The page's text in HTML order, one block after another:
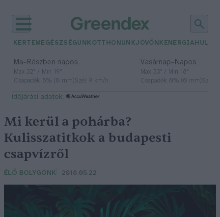
KERTEM EGÉSZSÉGÜNK OTTHONUNKJÖVŐNK ENERGIA
Ma– Részben napos
Max 32° / Min 19°
Csapadék: 5% (0 mm)Szél: 9 km/h
Vasárnap– Napos
Max 33° / Min 18°
Csapadék: 0% (0 mm)Szél:
időjárási adatok:
Mi kerül a pohárba?
Kulisszatitkok a budapesti
csapvízről
ÉLŐ BOLYGÓNK 2018.05.22